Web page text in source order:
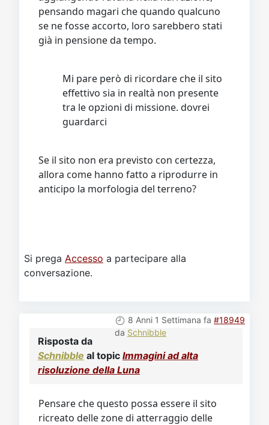
pensando magari che quando qualcuno
se ne fosse accorto, loro sarebbero stati
già in pensione da tempo.
Mi pare però di ricordare che il sito
effettivo sia in realtà non presente
tra le opzioni di missione. dovrei
guardarci
Se il sito non era previsto con certezza,
allora come hanno fatto a riprodurre in
anticipo la morfologia del terreno?
Si prega Accesso a partecipare alla
conversazione.
8 Anni 1 Settimana fa #18949
da Schnibble
Risposta da
Schnibble al topic Immagini ad alta
risoluzione della Luna
Pensare che questo possa essere il sito
ricreato delle zone di atterraggio delle